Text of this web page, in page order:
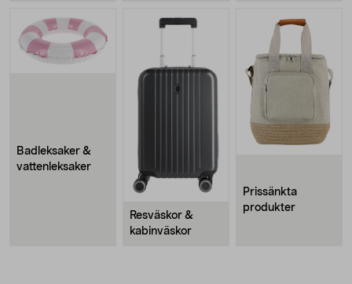
Badleksaker &
vattenleksaker
Resväskor &
kabinväskor
Prissänkta
produkter